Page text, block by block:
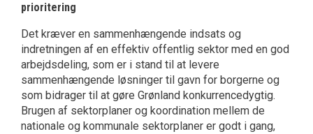
prioritering
Det kræver en sammenhængende indsats og
indretningen af en effektiv offentlig sektor med en god
arbejdsdeling, som er i stand til at levere
sammenhængende løsninger til gavn for borgerne og
som bidrager til at gøre Grønland konkurrencedygtig.
Brugen af sektorplaner og koordination mellem de
nationale og kommunale sektorplaner er godt i gang,